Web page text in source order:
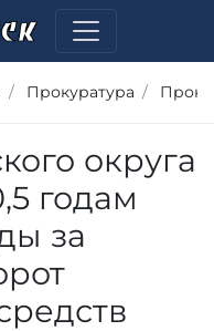
Прокуратура
округа
годам
за